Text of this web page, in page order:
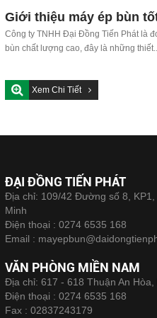
Giới thiệu máy ép bùn
Công ty TNHH Đại Đồng Tiến Phát là
bùn chất lượng cao, đây là những
Xem Chi Tiết
ĐẠI ĐỒNG TIẾN PHÁT
Địa chỉ: 109/42 Đường số 8,
Minh
Điện thoại : 0274 6535 168
Email :
VĂN PHÒNG MIỀN NAM
Địa chỉ: 617 - 618 Thuận An
Điện thoại : 0274 6535 168
Fax : 02837243179